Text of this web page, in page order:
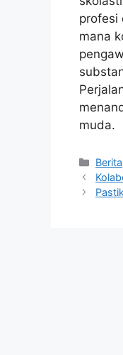
profesi
mana
muda.
Berita